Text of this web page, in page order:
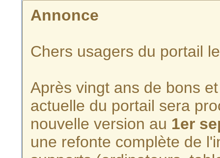
Annonce
Chers usagers du portail
Après vingt ans de bons
actuelle du portail sera
nouvelle version au 1er
une refonte complète de